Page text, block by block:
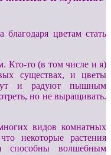
цветам стать
Кто-то (в том числе и я)
существах, и цветы
и радуют пышным
но не выращивать.
видов комнатных
некоторые растения
способны волшебным